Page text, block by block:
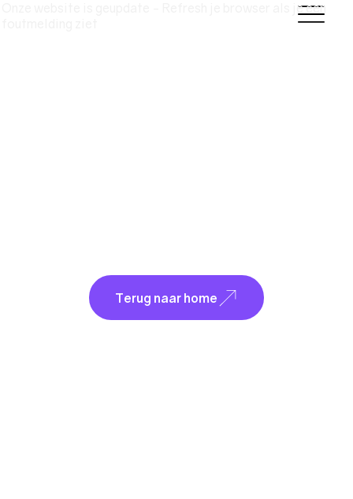
Onze website is geupdate - Refresh je browser als je een
Terug naar home